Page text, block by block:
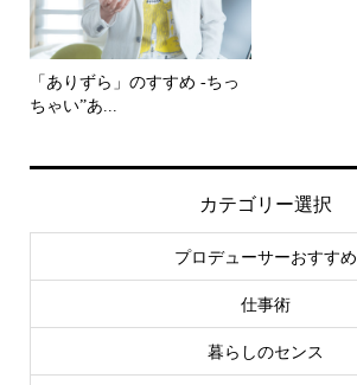
「ありずら」のすすめ -ちっ
ちゃい”あ...
カテゴリー選択
プロデューサーおすすめ
仕事術
暮らしのセンス